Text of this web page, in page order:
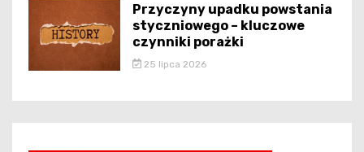
Przyczyny upadku powstania
styczniowego – kluczowe
czynniki porażki
25 lipca 2026